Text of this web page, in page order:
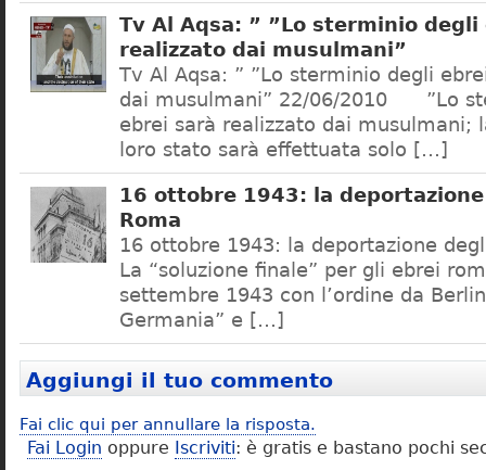
Tv Al Aqsa: ” ”Lo sterminio degli
realizzato dai musulmani”
Tv Al Aqsa: ” ”Lo sterminio degli
dai musulmani” 22/06/2010 ”Lo
ebrei sarà realizzato dai musulmani;
loro stato sarà effettuata solo […]
16 ottobre 1943: la
Roma
16 ottobre 1943: la deportazione
La “soluzione finale” per gli ebrei
settembre 1943 con l’ordine da
Germania” e […]
Aggiungi il tuo commento
Fai clic qui per annullare la risposta.
Fai Login oppure Iscriviti: è gratis e bastano pochi